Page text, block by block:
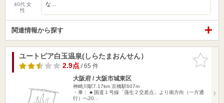
40代 女
性
な…
関連情報から探す
お気に入
りに追加
ユートピア白玉温泉(しらたまおんせん）
2.9点/ 65 件
大阪府 / 大阪市城東区
神崎川駅7.17km 京橋駅607m
・車： ■ 国道１号線「蒲生２交差点」より南方向（一方通
行）へ20…